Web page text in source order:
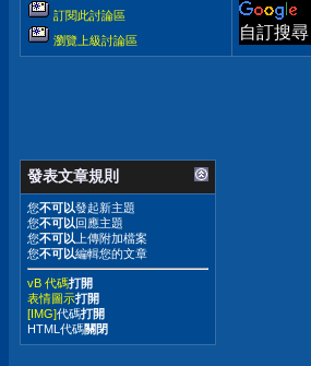
訂閱此討論區
瀏覽上級討論區
自訂搜尋
發表文章規則
您不可以發起新主題
您不可以回應主題
您不可以 上傳附加檔案
您不可以編輯您的文章
vB 代碼打開
表情圖示打開
[IMG]代碼打開
HTML代碼關閉